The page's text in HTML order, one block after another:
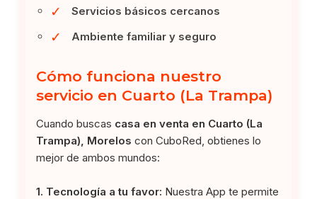
✓ Servicios básicos cercanos
✓ Ambiente familiar y seguro
Cómo funciona nuestro
servicio en Cuarto (La Trampa)
Cuando buscas casa en venta en Cuarto (La
Trampa), Morelos con CuboRed, obtienes lo
mejor de ambos mundos:
1. Tecnología a tu favor: Nuestra App te permite